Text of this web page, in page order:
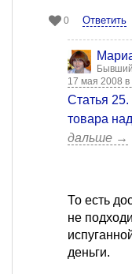
0 Ответить
17 мая 2008 в
Статья
товара
дальше →
То есть
не
деньги.